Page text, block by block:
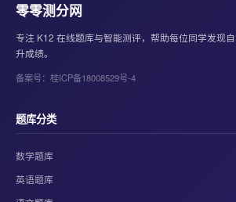
零零测分网
专注 K12 在线题库与智能测评，帮助每位同学发现
升成绩。
备案号：桂ICP备18008529号-4
题库分类
数学题库
英语题库